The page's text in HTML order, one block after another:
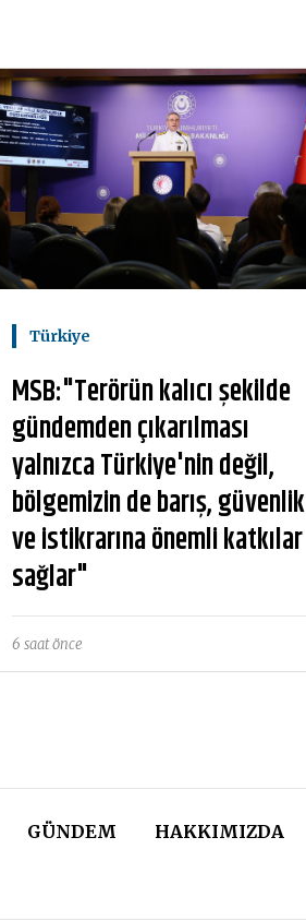
Türkiye
MSB:"Terörün kalıcı şekilde
gündemden çıkarılması
yalnızca Türkiye'nin değil,
bölgemizin de barış, güvenlik
ve istikrarına önemli katkılar
sağlar"
6 saat önce
GÜNDEM HAKKIMIZDA